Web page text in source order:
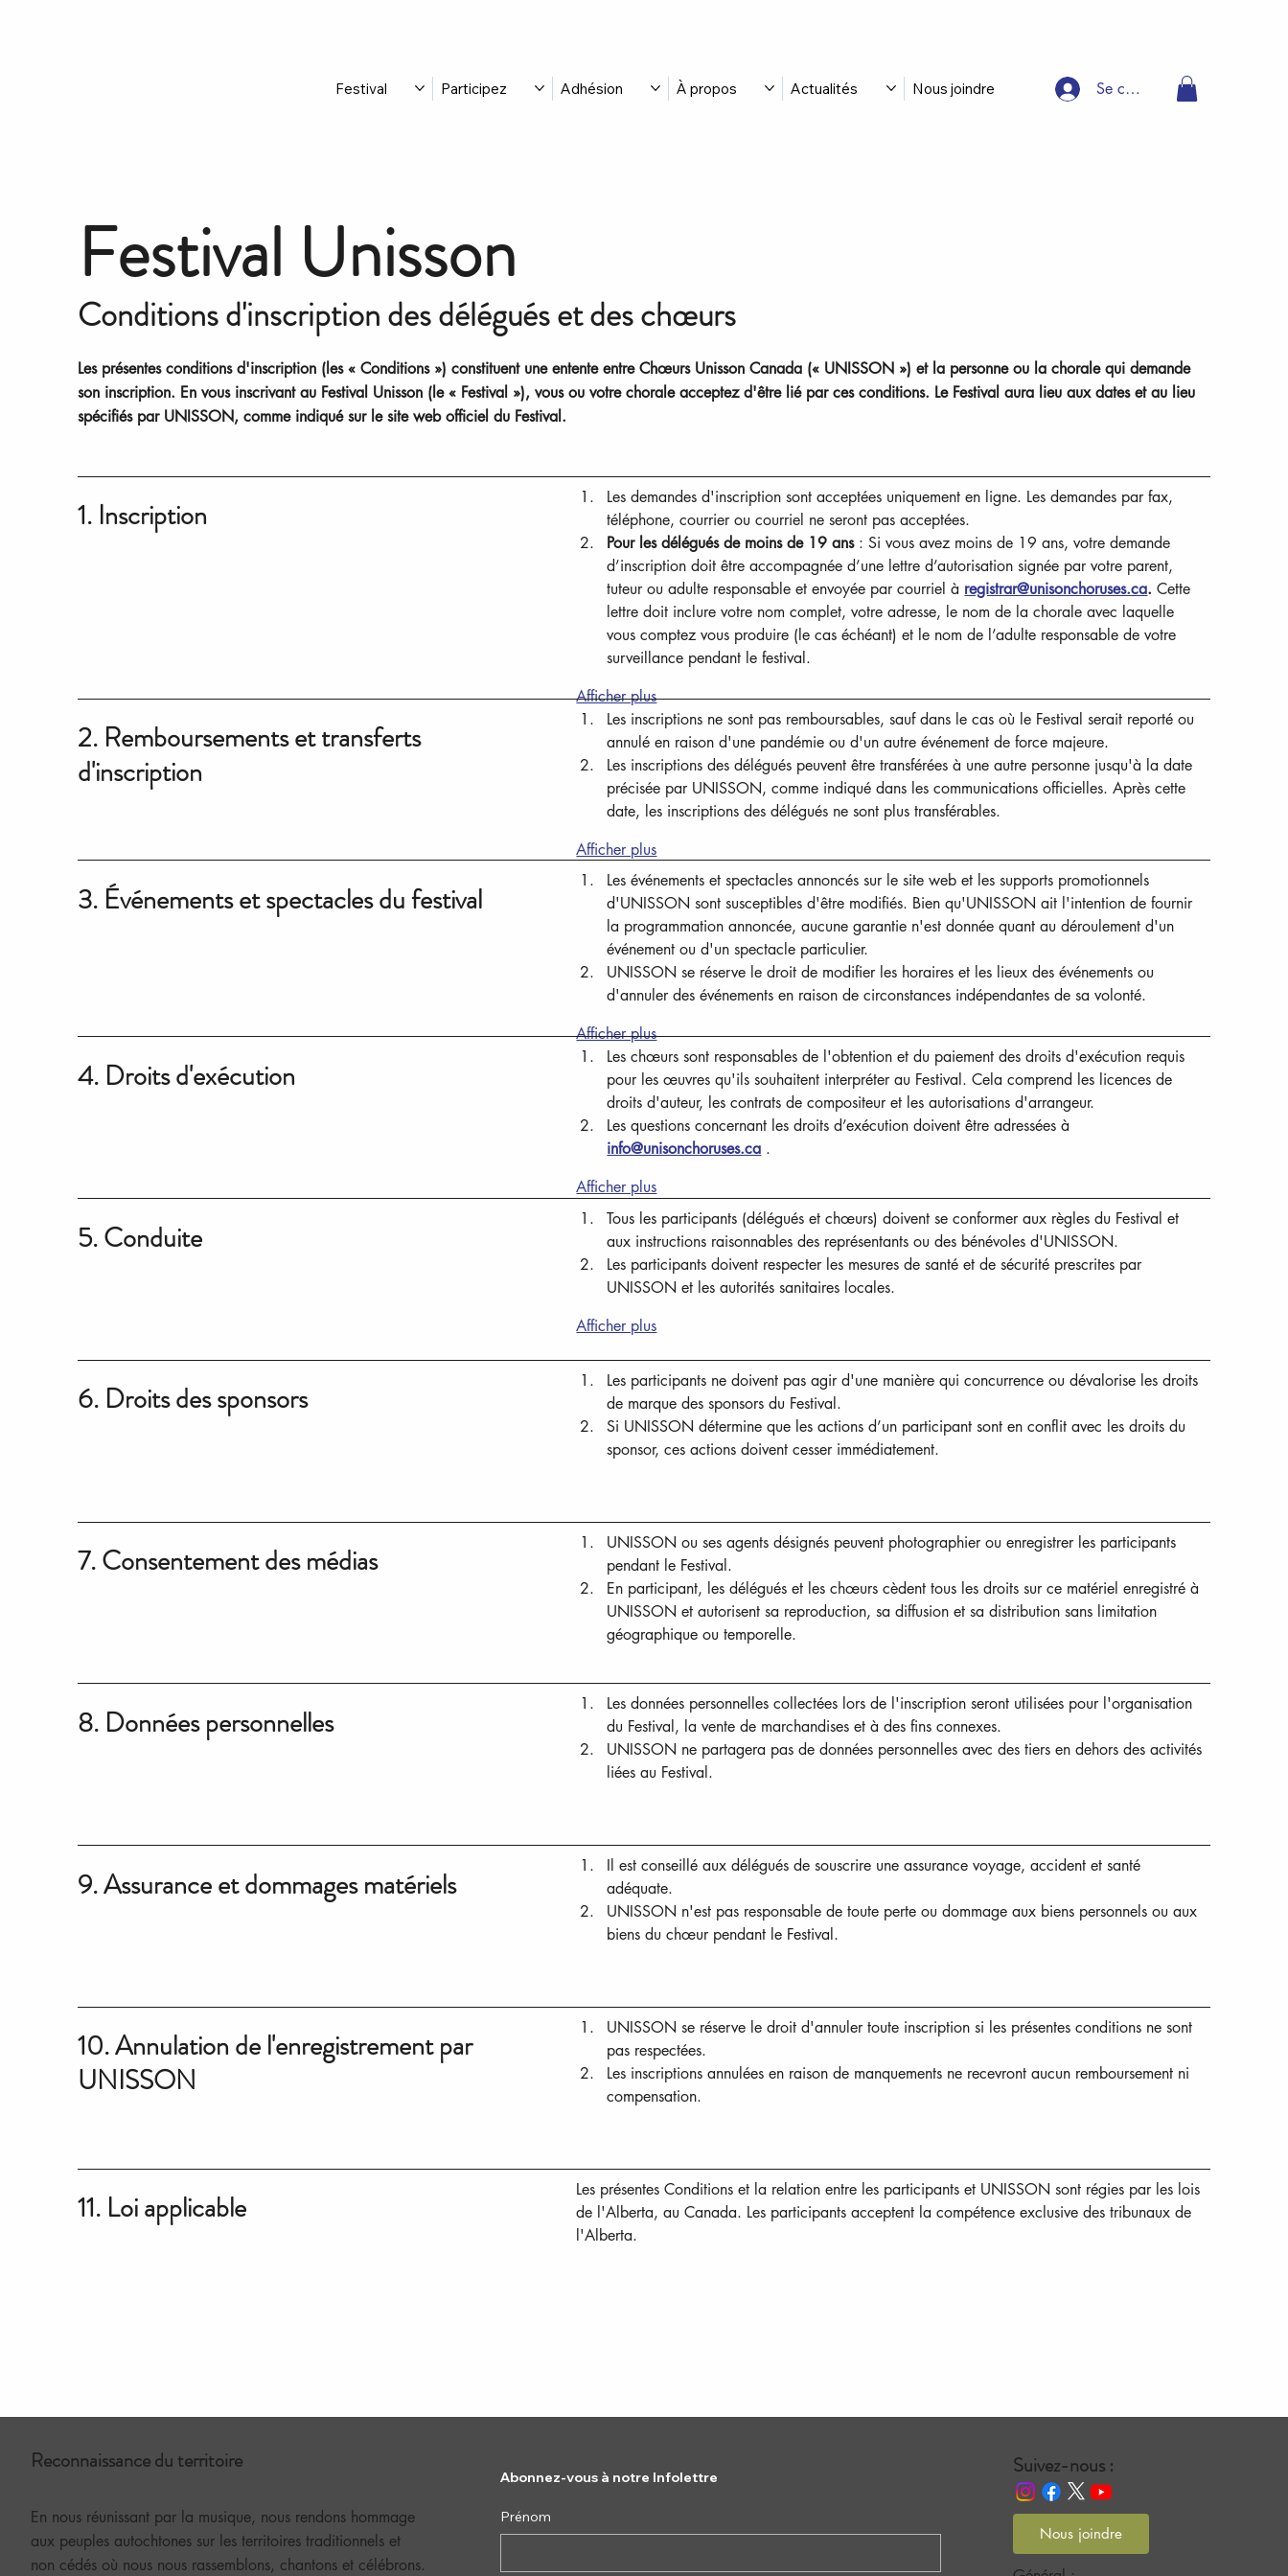
Festival Participez Adhésion À propos Actualités Nous joindre Se connecter
Festival Unisson
Conditions d'inscription des délégués et des chœurs
Les présentes conditions d'inscription (les « Conditions ») constituent une entente entre Chœurs Unisson Canada (« UNISSON ») et la personne ou la chorale qui demande
son inscription. En vous inscrivant au Festival Unisson (le « Festival »), vous ou votre chorale acceptez d'être lié par ces conditions. Le Festival aura lieu aux dates et au lieu
spécifiés par UNISSON, comme indiqué sur le site web officiel du Festival.
1. Inscription
Les demandes d'inscription sont acceptées uniquement en ligne. Les demandes par fax,
téléphone, courrier ou courriel ne seront pas acceptées.
Pour les délégués de moins de 19 ans : Si vous avez moins de 19 ans, votre demande
d’inscription doit être accompagnée d’une lettre d’autorisation signée par votre parent,
tuteur ou adulte responsable et envoyée par courriel à registrar@unisonchoruses.ca. Cette
lettre doit inclure votre nom complet, votre adresse, le nom de la chorale avec laquelle
vous comptez vous produire (le cas échéant) et le nom de l’adulte responsable de votre
surveillance pendant le festival.
Afficher plus
2. Remboursements et transferts
d'inscription
Les inscriptions ne sont pas remboursables, sauf dans le cas où le Festival serait reporté ou
annulé en raison d'une pandémie ou d'un autre événement de force majeure.
Les inscriptions des délégués peuvent être transférées à une autre personne jusqu'à la date
précisée par UNISSON, comme indiqué dans les communications officielles. Après cette
date, les inscriptions des délégués ne sont plus transférables.
Afficher plus
3. Événements et spectacles du festival
Les événements et spectacles annoncés sur le site web et les supports promotionnels
d'UNISSON sont susceptibles d'être modifiés. Bien qu'UNISSON ait l'intention de fournir
la programmation annoncée, aucune garantie n'est donnée quant au déroulement d'un
événement ou d'un spectacle particulier.
UNISSON se réserve le droit de modifier les horaires et les lieux des événements ou
d'annuler des événements en raison de circonstances indépendantes de sa volonté.
Afficher plus
4. Droits d'exécution
Les chœurs sont responsables de l'obtention et du paiement des droits d'exécution requis
pour les œuvres qu'ils souhaitent interpréter au Festival. Cela comprend les licences de
droits d'auteur, les contrats de compositeur et les autorisations d'arrangeur.
Les questions concernant les droits d’exécution doivent être adressées à
info@unisonchoruses.ca .
Afficher plus
5. Conduite
Tous les participants (délégués et chœurs) doivent se conformer aux règles du Festival et
aux instructions raisonnables des représentants ou des bénévoles d'UNISSON.
Les participants doivent respecter les mesures de santé et de sécurité prescrites par
UNISSON et les autorités sanitaires locales.
Afficher plus
6. Droits des sponsors
Les participants ne doivent pas agir d'une manière qui concurrence ou dévalorise les droits
de marque des sponsors du Festival.
Si UNISSON détermine que les actions d’un participant sont en conflit avec les droits du
sponsor, ces actions doivent cesser immédiatement.
7. Consentement des médias
UNISSON ou ses agents désignés peuvent photographier ou enregistrer les participants
pendant le Festival.
En participant, les délégués et les chœurs cèdent tous les droits sur ce matériel enregistré à
UNISSON et autorisent sa reproduction, sa diffusion et sa distribution sans limitation
géographique ou temporelle.
8. Données personnelles
Les données personnelles collectées lors de l'inscription seront utilisées pour l'organisation
du Festival, la vente de marchandises et à des fins connexes.
UNISSON ne partagera pas de données personnelles avec des tiers en dehors des activités
liées au Festival.
9. Assurance et dommages matériels
Il est conseillé aux délégués de souscrire une assurance voyage, accident et santé
adéquate.
UNISSON n'est pas responsable de toute perte ou dommage aux biens personnels ou aux
biens du chœur pendant le Festival.
10. Annulation de l'enregistrement par
UNISSON
UNISSON se réserve le droit d'annuler toute inscription si les présentes conditions ne sont
pas respectées.
Les inscriptions annulées en raison de manquements ne recevront aucun remboursement ni
compensation.
11. Loi applicable
Les présentes Conditions et la relation entre les participants et UNISSON sont régies par les lois
de l'Alberta, au Canada. Les participants acceptent la compétence exclusive des tribunaux de
l'Alberta.
Reconnaissance du territoire
En nous réunissant par la musique, nous rendons hommage
aux peuples autochtones sur les territoires traditionnels et
non cédés où nous nous rassemblons, chantons et célébrons.
Suivez-nous :
Nous joindre
Abonnez-vous à notre Infolettre
Prénom